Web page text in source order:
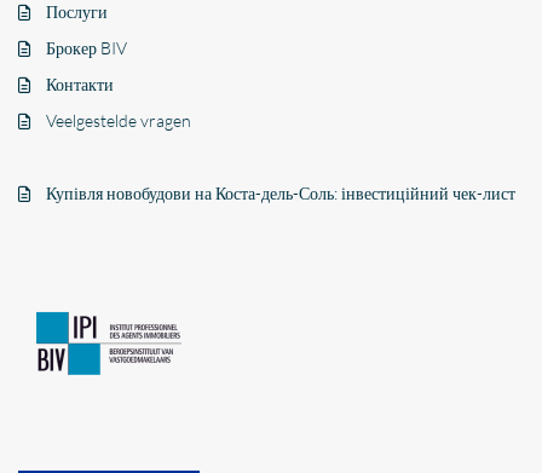
Послуги
Брокер BIV
Контакти
Veelgestelde vragen
Купівля новобудови на Коста-дель-Соль: інвестиційний чек-лист